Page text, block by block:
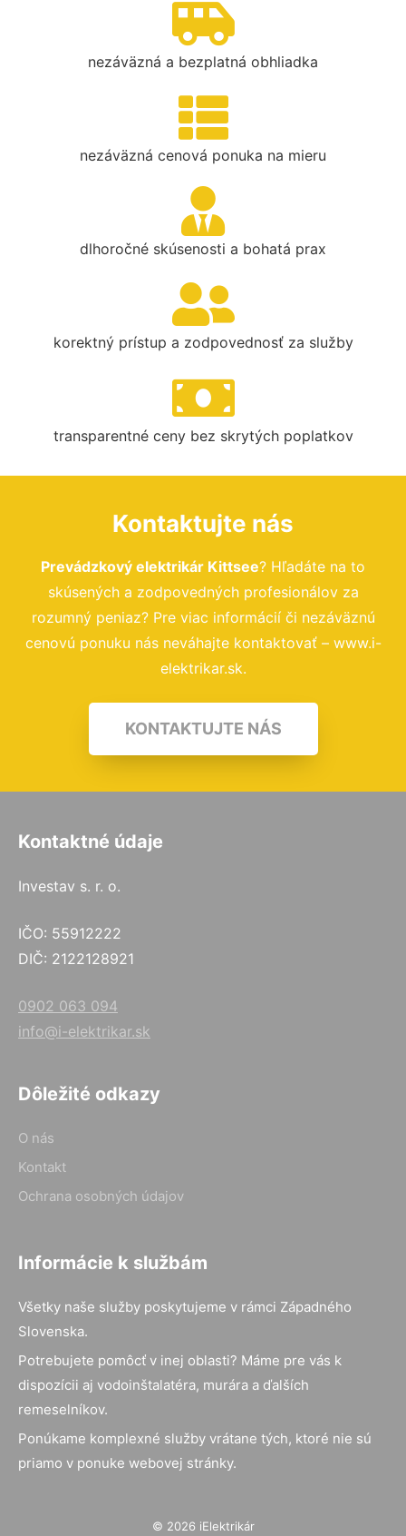
nezáväzná a bezplatná obhliadka
nezáväzná cenová ponuka na mieru
dlhoročné skúsenosti a bohatá prax
korektný prístup a zodpovednosť za služby
transparentné ceny bez skrytých poplatkov
Kontaktujte nás
Prevádzkový elektrikár Kittsee? Hľadáte na to
skúsených a zodpovedných profesionálov za
rozumný peniaz? Pre viac informácií či nezáväznú
cenovú ponuku nás neváhajte kontaktovať – www.i-
elektrikar.sk.
KONTAKTUJTE NÁS
Kontaktné údaje
Investav s. r. o.
IČO: 55912222
DIČ: 2122128921
0902 063 094
info@i-elektrikar.sk
Dôležité odkazy
O nás
Kontakt
Ochrana osobných údajov
Informácie k službám
Všetky naše služby poskytujeme v rámci Západného
Slovenska.
Potrebujete pomôcť v inej oblasti? Máme pre vás k
dispozícii aj vodoinštalatéra, murára a ďalších
remeselníkov.
Ponúkame komplexné služby vrátane tých, ktoré nie sú
priamo v ponuke webovej stránky.
© 2026 iElektrikár